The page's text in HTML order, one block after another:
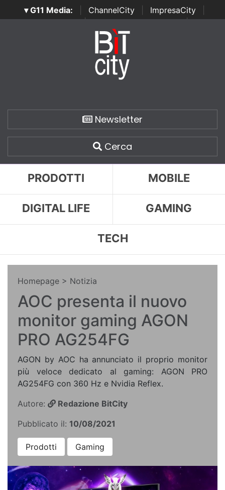
▾ G11 Media: ChannelCity ImpresaCity
SecurityOpenLab | Italian Channel Awards | Italian
Italian Security Awards
Newsletter
Cerca
PRODOTTI MOBILE
DIGITAL LIFE GAMING
TECH
Homepage > Notizia
AOC presenta il nuovo
monitor gaming AGON
PRO AG254FG
AGON by AOC ha annunciato il proprio monitor
più veloce dedicato al gaming: AGON PRO
AG254FG con 360 Hz e Nvidia Reflex.
Autore:
Redazione BitCity
Pubblicato il: 10/08/2021
Prodotti Gaming